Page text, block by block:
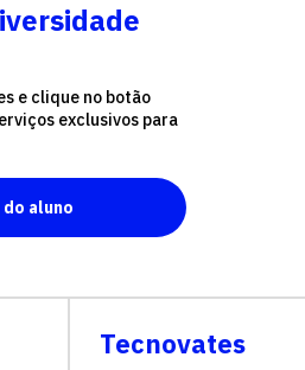
e clique no botão
exclusivos para
aluno
Tecnovates